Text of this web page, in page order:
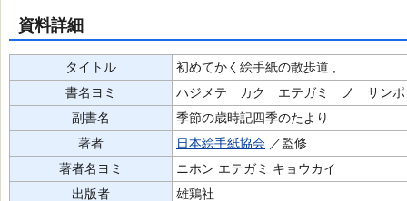
資料詳細
タイトル
初めてかく絵手紙の散歩道 ,
書名ヨミ
ハジメテ カク エテガミ ノ サンポ
副書名
季節の歳時記四季のたより
著者
日本絵手紙協会 ／監修
著者名ヨミ
ニホン エテガミ キョウカイ
出版者
雄鶏社